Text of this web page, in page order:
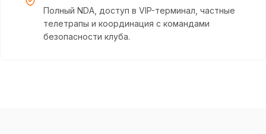
Полный NDA, доступ в VIP-терминал, частные
телетрапы и координация с командами
безопасности клуба.